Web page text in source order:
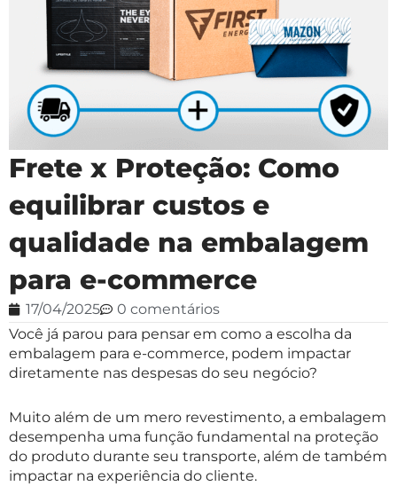
Frete x Proteção: Como
equilibrar custos e
qualidade na embalagem
para e-commerce
17/04/2025
0 comentários
Você já parou para pensar em como a escolha da
embalagem para e-commerce, podem impactar
diretamente nas despesas do seu negócio?
Muito além de um mero revestimento, a embalagem
desempenha uma função fundamental na proteção
do produto durante seu transporte, além de também
impactar na experiência do cliente.